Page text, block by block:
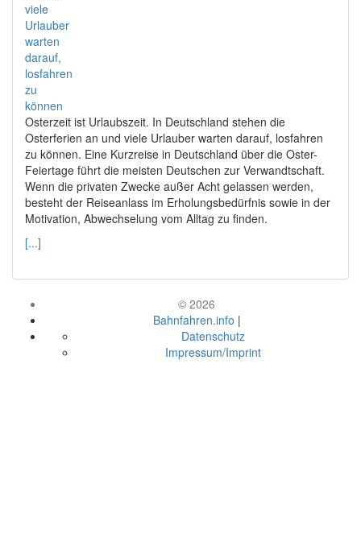
Osterzeit ist Urlaubszeit. In Deutschland stehen die
Osterferien an und viele Urlauber warten darauf, losfahren
zu können. Eine Kurzreise in Deutschland über die Oster-
Feiertage führt die meisten Deutschen zur Verwandtschaft.
Wenn die privaten Zwecke außer Acht gelassen werden,
besteht der Reiseanlass im Erholungsbedürfnis sowie in der
Motivation, Abwechselung vom Alltag zu finden.
[...]
© 2026
Bahnfahren.info |
Datenschutz
Impressum/Imprint